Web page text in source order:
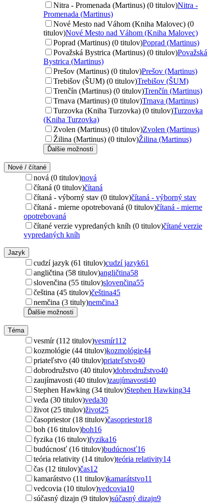
Nitra - Promenada (Martinus) (0 titulov)Nitra -
Promenada (Martinus)
Nové Mesto nad Váhom (Kniha Malovec) (0
titulov)Nové Mesto nad Váhom (Kniha Malovec)
Poprad (Martinus) (0 titulov)Poprad (Martinus)
Považská Bystrica (Martinus) (0 titulov)Považská
Bystrica (Martinus)
Prešov (Martinus) (0 titulov)Prešov (Martinus)
Trebišov (ŠUM) (0 titulov)Trebišov (ŠUM)
Trenčín (Martinus) (0 titulov)Trenčín (Martinus)
Trnava (Martinus) (0 titulov)Trnava (Martinus)
Turzovka (Kniha Turzovka) (0 titulov)Turzovka
(Kniha Turzovka)
Zvolen (Martinus) (0 titulov)Zvolen (Martinus)
Žilina (Martinus) (0 titulov)Žilina (Martinus)
Ďalšie možnosti
Nové / čítané
nová (0 titulov)nová
čítaná (0 titulov)čítaná
čítaná - výborný stav (0 titulov)čítaná - výborný stav
čítaná - mierne opotrebovaná (0 titulov)čítaná - mierne
opotrebovaná
čítané verzie vypredaných kníh (0 titulov)čítané verzie
vypredaných kníh
Jazyk
cudzí jazyk (61 titulov)cudzí jazyk61
angličtina (58 titulov)angličtina58
slovenčina (55 titulov)slovenčina55
čeština (45 titulov)čeština45
nemčina (3 tituly)nemčina3
Ďalšie možnosti
Téma
vesmír (112 titulov)vesmír112
kozmológie (44 titulov)kozmológie44
priateľstvo (40 titulov)priateľstvo40
dobrodružstvo (40 titulov)dobrodružstvo40
zaujímavosti (40 titulov)zaujímavosti40
Stephen Hawking (34 titulov)Stephen Hawking34
veda (30 titulov)veda30
život (25 titulov)život25
časopriestor (18 titulov)časopriestor18
boh (16 titulov)boh16
fyzika (16 titulov)fyzika16
budúcnosť (16 titulov)budúcnosť16
teória relativity (14 titulov)teória relativity14
čas (12 titulov)čas12
kamarátstvo (11 titulov)kamarátstvo11
vedcovia (10 titulov)vedcovia10
súčasný dizajn (9 titulov)súčasný dizajn9